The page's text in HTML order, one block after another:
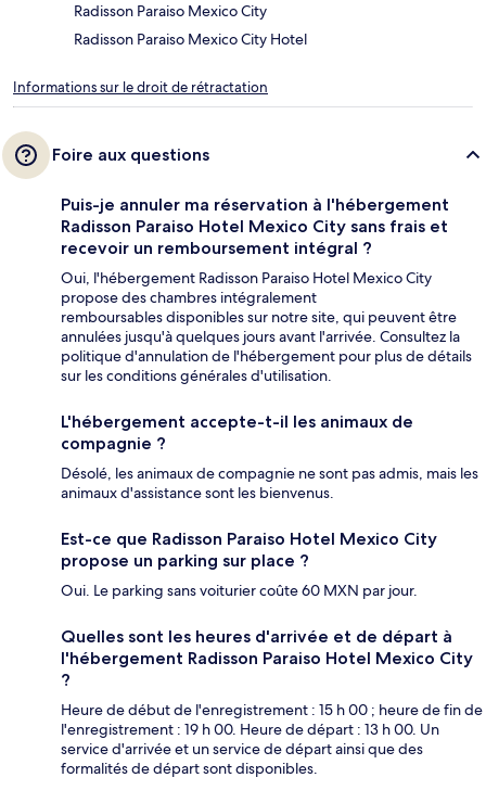
Radisson Paraiso Mexico City
Radisson Paraiso Mexico City Hotel
Informations sur le droit de rétractation
Foire aux questions
Puis-je annuler ma réservation à l'hébergement
Radisson Paraiso Hotel Mexico City sans frais et
recevoir un remboursement intégral ?
Oui, l'hébergement Radisson Paraiso Hotel Mexico City
propose des chambres intégralement
remboursables disponibles sur notre site, qui peuvent être
annulées jusqu'à quelques jours avant l'arrivée. Consultez la
politique d'annulation de l'hébergement pour plus de détails
sur les conditions générales d'utilisation.
L'hébergement accepte-t-il les animaux de
compagnie ?
Désolé, les animaux de compagnie ne sont pas admis, mais les
animaux d'assistance sont les bienvenus.
Est-ce que Radisson Paraiso Hotel Mexico City
propose un parking sur place ?
Oui. Le parking sans voiturier coûte 60 MXN par jour.
Quelles sont les heures d'arrivée et de départ à
l'hébergement Radisson Paraiso Hotel Mexico City
?
Heure de début de l'enregistrement : 15 h 00 ; heure de fin de
l'enregistrement : 19 h 00. Heure de départ : 13 h 00. Un
service d'arrivée et un service de départ ainsi que des
formalités de départ sont disponibles.